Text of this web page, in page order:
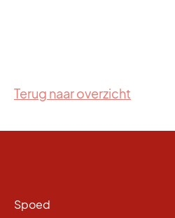
Terug naar overzicht
Spoed